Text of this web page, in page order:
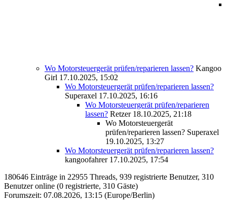
Wo Motorsteuergerät prüfen/reparieren lassen? Kangoo
Girl 17.10.2025, 15:02
Wo Motorsteuergerät prüfen/reparieren lassen?
Superaxel 17.10.2025, 16:16
Wo Motorsteuergerät prüfen/reparieren
lassen? Retzer 18.10.2025, 21:18
Wo Motorsteuergerät
prüfen/reparieren lassen? Superaxel
19.10.2025, 13:27
Wo Motorsteuergerät prüfen/reparieren lassen?
kangoofahrer 17.10.2025, 17:54
180646 Einträge in 22955 Threads, 939 registrierte Benutzer, 310
Benutzer online (0 registrierte, 310 Gäste)
Forumszeit: 07.08.2026, 13:15 (Europe/Berlin)